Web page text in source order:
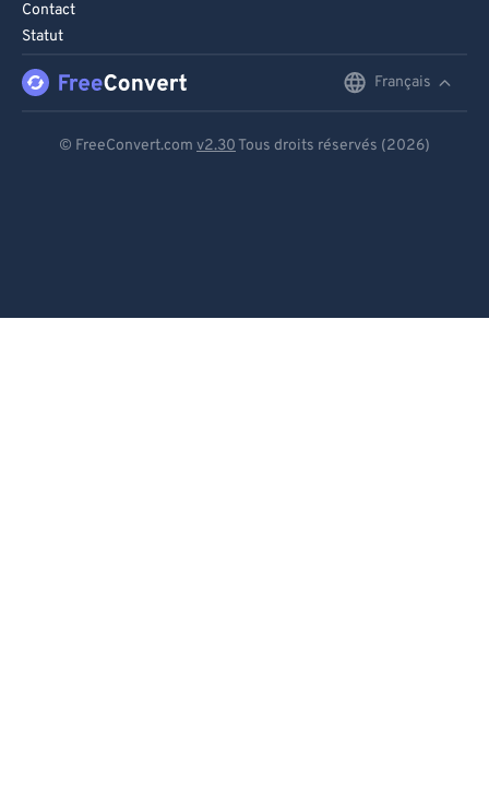
Contact
Statut
Français
© FreeConvert.com v2.30 Tous droits réservés (2026)